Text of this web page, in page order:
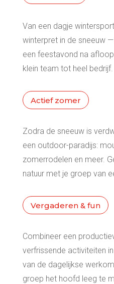
Van een dagje
winterpret in de sneeuw
een feestavond na
klein team tot heel bedrijf.
Actief zomer
Zodra de sneeuw is
een outdoor-paradijs:
zomerrodelen en meer.
natuur met je groep van
Vergaderen & fun
Combineer een
verfrissende activiteiten
van de dagelijkse
groep het hoofd leeg te